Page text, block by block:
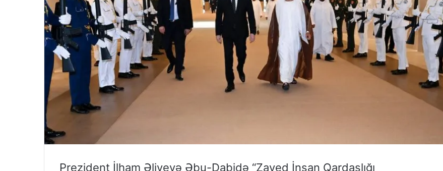
Prezident İlham Əliyevə Əbu-Dabidə “Zayed İnsan Qardaşlığı